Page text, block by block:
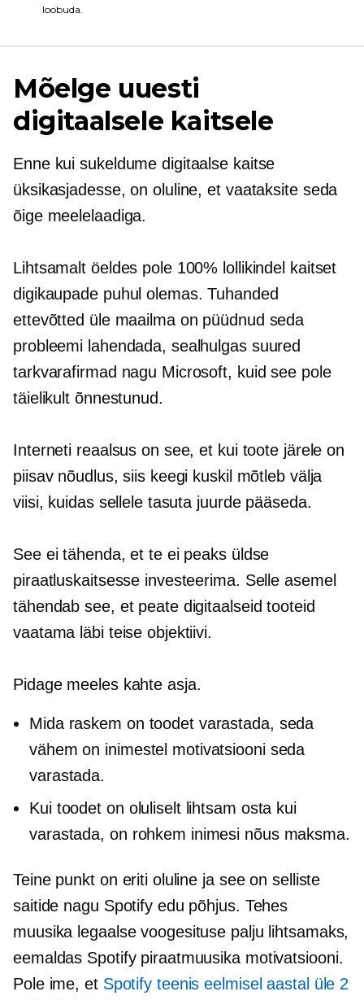
loobuda.
Mõelge uuesti
digitaalsele kaitsele
Enne kui sukeldume digitaalse kaitse
üksikasjadesse, on oluline, et vaataksite seda
õige meelelaadiga.
Lihtsamalt öeldes pole 100% lollikindel kaitset
digikaupade puhul olemas. Tuhanded
ettevõtted üle maailma on püüdnud seda
probleemi lahendada, sealhulgas suured
tarkvarafirmad nagu Microsoft, kuid see pole
täielikult õnnestunud.
Interneti reaalsus on see, et kui toote järele on
piisav nõudlus, siis keegi kuskil mõtleb välja
viisi, kuidas sellele tasuta juurde pääseda.
See ei tähenda, et te ei peaks üldse
piraatluskaitsesse investeerima. Selle asemel
tähendab see, et peate digitaalseid tooteid
vaatama läbi teise objektiivi.
Pidage meeles kahte asja.
Mida raskem on toodet varastada, seda
vähem on inimestel motivatsiooni seda
varastada.
Kui toodet on oluliselt lihtsam osta kui
varastada, on rohkem inimesi nõus maksma.
Teine punkt on eriti oluline ja see on selliste
saitide nagu Spotify edu põhjus. Tehes
muusika legaalse voogesituse palju lihtsamaks,
eemaldas Spotify piraatmuusika motivatsiooni.
Pole ime, et Spotify teenis eelmisel aastal üle 2